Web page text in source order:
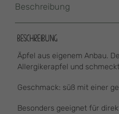
Beschreibung
BESCHREIBUNG
Äpfel aus eigenem Anbau.
Allergikerapfel und
Geschmack: süß mit einer
Besonders geeignet für